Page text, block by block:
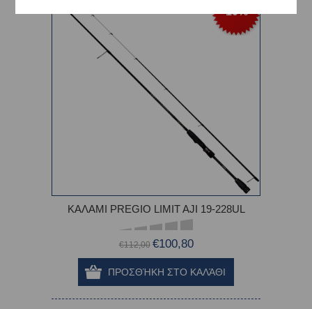
-10%
ΚΑΛΑΜΙ PREGIO LIMIT AJI 19-228UL
€112,00 €100,80